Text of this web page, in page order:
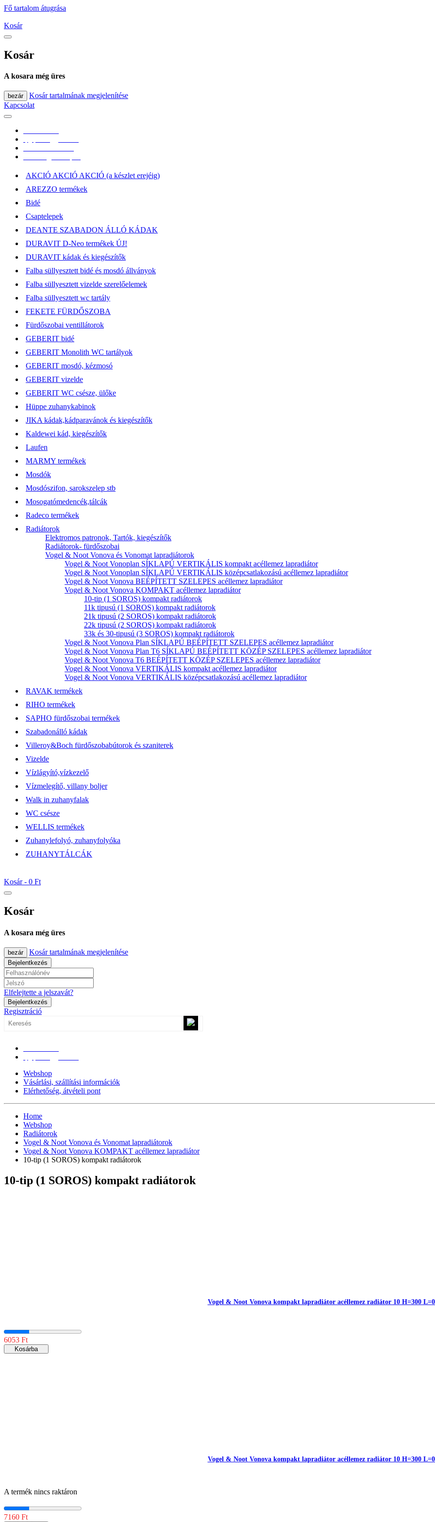
Fő tartalom átugrása
Kosár
Kosár
A kosara még üres
bezár
Kosár tartalmának megjelenítése
Kapcsolat
AKCIÓ AKCIÓ AKCIÓ (a készlet erejéig)
AREZZO termékek
Bidé
Csaptelepek
DEANTE SZABADON ÁLLÓ KÁDAK
DURAVIT D-Neo termékek ÚJ!
DURAVIT kádak és kiegészítők
Falba süllyesztett bidé és mosdó állványok
Falba süllyesztett vizelde szerelőelemek
Falba süllyesztett wc tartály
FEKETE FÜRDŐSZOBA
Fürdőszobai ventillátorok
GEBERIT bidé
GEBERIT Monolith WC tartályok
GEBERIT mosdó, kézmosó
GEBERIT vizelde
GEBERIT WC csésze, ülőke
Hüppe zuhanykabinok
JIKA kádak,kádparavánok és kiegészítők
Kaldewei kád, kiegészítők
Laufen
MARMY termékek
Mosdók
Mosdószifon, sarokszelep stb
Mosogatómedencék,tálcák
Radeco termékek
Radiátorok
Elektromos patronok, Tartók, kiegészítők
Radiátorok- fürdőszobai
Vogel & Noot Vonova és Vonomat lapradiátorok
Vogel & Noot Vonoplan SÍKLAPÚ VERTIKÁLIS kompakt acéllemez lapradiátor
Vogel & Noot Vonoplan SÍKLAPÚ VERTIKÁLIS középcsatlakozású acéllemez lapradiátor
Vogel & Noot Vonova BEÉPÍTETT SZELEPES acéllemez lapradiátor
Vogel & Noot Vonova KOMPAKT acéllemez lapradiátor
10-tip (1 SOROS) kompakt radiátorok
11k tipusú (1 SOROS) kompakt radiátorok
21k tipusú (2 SOROS) kompakt radiátorok
22k tipusú (2 SOROS) kompakt radiátorok
33k és 30-tipusú (3 SOROS) kompakt radiátorok
Vogel & Noot Vonova Plan SÍKLAPÚ BEÉPÍTETT SZELEPES acéllemez lapradiátor
Vogel & Noot Vonova Plan T6 SÍKLAPÚ BEÉPÍTETT KÖZÉP SZELEPES acéllemez lapradiátor
Vogel & Noot Vonova T6 BEÉPÍTETT KÖZÉP SZELEPES acéllemez lapradiátor
Vogel & Noot Vonova VERTIKÁLIS kompakt acéllemez lapradiátor
Vogel & Noot Vonova VERTIKÁLIS középcsatlakozású acéllemez lapradiátor
RAVAK termékek
RIHO termékek
SAPHO fürdőszobai termékek
Szabadonálló kádak
Villeroy&Boch fürdőszobabútorok és szaniterek
Vizelde
Vízlágyító,vízkezelő
Vízmelegítő, villany boljer
Walk in zuhanyfalak
WC csésze
WELLIS termékek
Zuhanylefolyó, zuhanyfolyóka
ZUHANYTÁLCÁK
Kosár - 0 Ft
Kosár
A kosara még üres
bezár Kosár tartalmának megjelenítése
Bejelentkezés
Elfelejtette a jelszavát?
Bejelentkezés
Regisztráció
Webshop
Vásárlási, szállítási információk
Elérhetőség, átvételi pont
Home
Webshop
Radiátorok
Vogel & Noot Vonova és Vonomat lapradiátorok
Vogel & Noot Vonova KOMPAKT acéllemez lapradiátor
10-tip (1 SOROS) kompakt radiátorok
10-tip (1 SOROS) kompakt radiátorok
Vogel & Noot Vonova kompakt lapradiátor acéllemez radiátor 10 H=300
6053 Ft
Kosárba
Vogel & Noot Vonova kompakt lapradiátor acéllemez radiátor 10 H=300
A termék nincs raktáron
7160 Ft